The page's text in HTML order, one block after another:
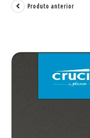
Produto anterior